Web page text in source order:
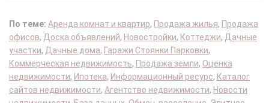
По теме: Аренда комнат и квартир, Продажа жилья, Продажа
офисов, Доска объявлений, Новостройки, Коттеджи, Дачные
участки, Дачные дома, Гаражи Стоянки Парковки,
Коммерческая недвижимость, Продажа земли, Оценка
недвижимости, Ипотека, Информационный ресурс, Каталог
сайтов недвижимости, Агентство недвижимости, Новости